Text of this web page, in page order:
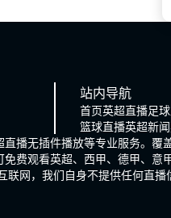
站内导航
首页英超直播足
篮球直播英超新闻
播无插件播放等专业服务。
费观看英超、西甲、德甲、
网，我们自身不提供任何直播